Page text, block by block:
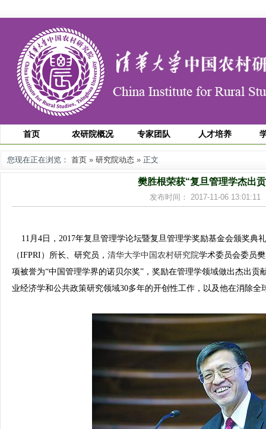
首页 农研院概况 专家团队 人才培养
您现在正在浏览： 首页 » 研究院动态 » 正文
樊胜根荣获“复旦管理学杰出
发布时间： 2017-11-06
11月4日，2017年复旦管理学论坛暨复旦管理学奖励基金会颁奖典
（IFPRI）所长、研究员，清华大学中国农村研究院学术委员会委员
项被誉为“中国管理学界的诺贝尔奖”，奖励在管理学领域做出杰出贡
业经济学和公共政策研究领域30多年的开创性工作，以及他在消除